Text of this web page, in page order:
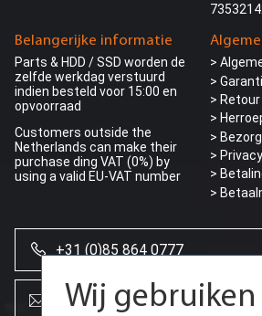
Belangerijke informatie
Parts & HDD / SSD worden de
zelfde werkdag verstuurd
indien besteld voor 15:00 en
opvoorraad
Customers outside the
Netherlands can make their
purchase ding VAT (0%) by
using a valid EU-VAT number
>
>
> Retour
>
>
>
>
>
+31 (0)85 864 0777
info@creoserver.com
Wij gebruiken